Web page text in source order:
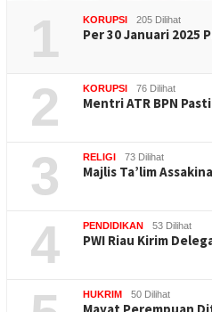
1 KORUPSI 205 Dilihat
Per 30 Januari 2025
2 KORUPSI 76 Dilihat
Mentri ATR BPN
3 RELIGI 73 Dilihat
Majlis Ta’lim
4 PENDIDIKAN 53 Dilihat
PWI Riau Kirim
HUKRIM 50 Dilihat
Mayat Perempuan